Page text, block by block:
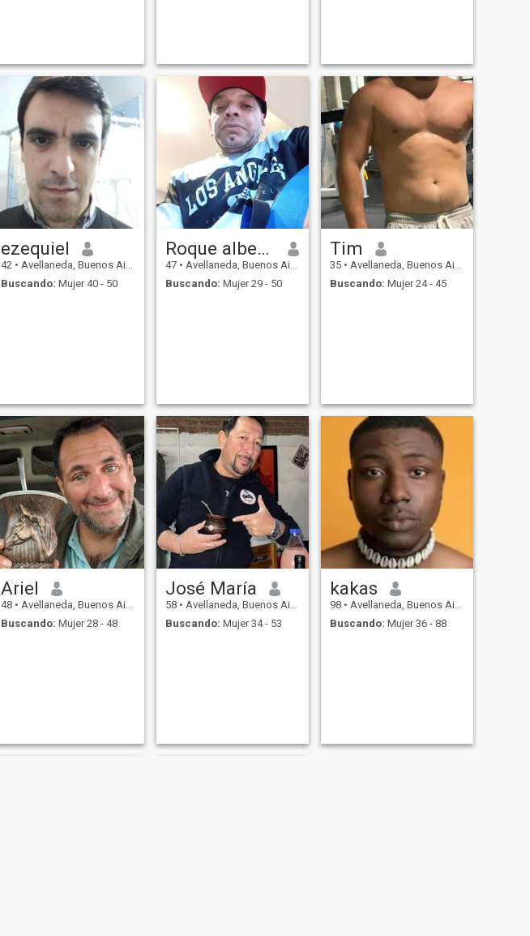
ezequiel
42 • Avellaneda, Buenos Aires, Argentina
Buscando: Mujer 40 - 50
Roque alberto
47 • Avellaneda, Buenos Aires, Argentina
Buscando: Mujer 29 - 50
Tim
35 • Avellaneda, Buenos Aires, Argentina
Buscando: Mujer 24 - 45
Ariel
48 • Avellaneda, Buenos Aires, Argentina
Buscando: Mujer 28 - 48
José María
58 • Avellaneda, Buenos Aires, Argentina
Buscando: Mujer 34 - 53
kakas
98 • Avellaneda, Buenos Aires, Argentina
Buscando: Mujer 36 - 88